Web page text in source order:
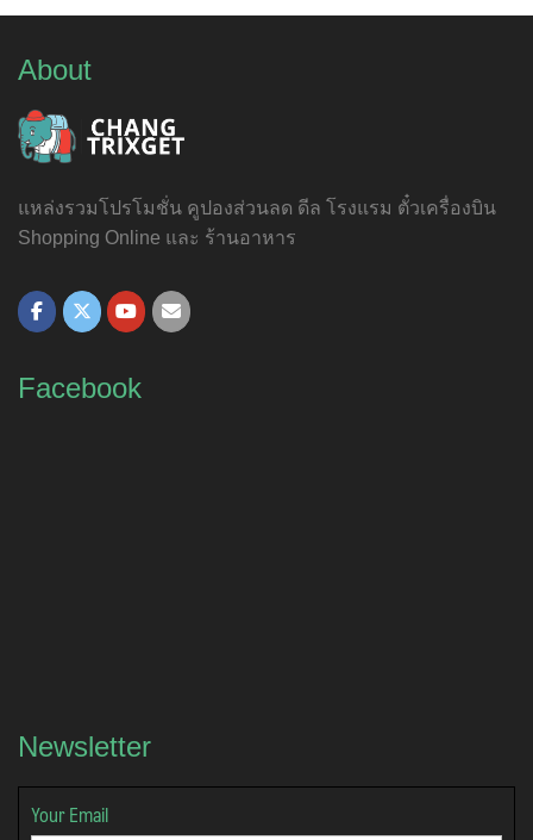
About
แหล่งรวมโปรโมชั่น คูปองส่วนลด ดีล โรงแรม ตั๋วเครื่องบิน
Shopping Online และ ร้านอาหาร
Facebook
Newsletter
Your Email